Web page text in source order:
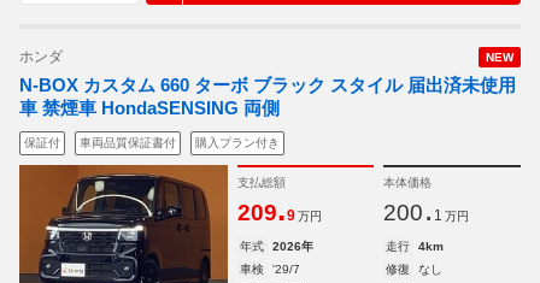
NEW
ホンダ
N-BOX カスタム 660 ターボ ブラック スタイル 届出済未使用
車 禁煙車 HondaSENSING 両側
保証付 車両品質保証書付 購入プラン付き
支払総額
209.9 万円
本体価格
200. 1 万円
年式 2026年 走行
4km
車検
'29/7 修復
なし